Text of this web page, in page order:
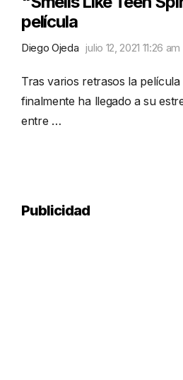
película
Diego Ojeda julio 12, 2021 11:26 am
Tras varios retrasos la
finalmente ha llegado a su
entre …
Publicidad